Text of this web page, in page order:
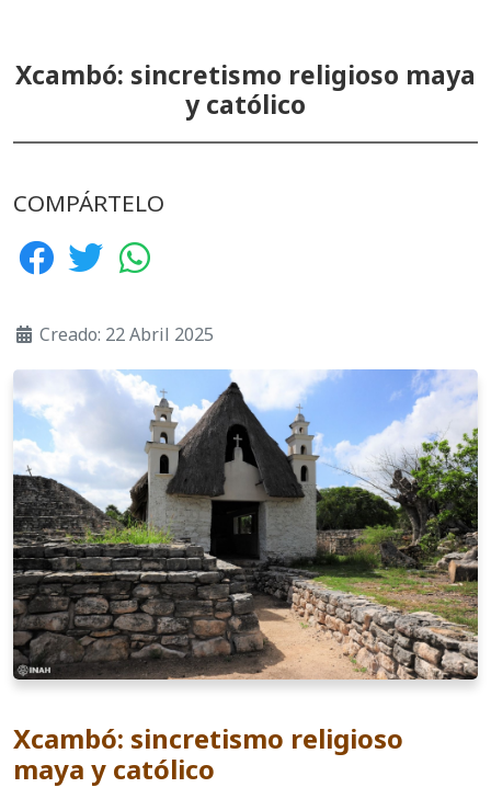
Xcambó: sincretismo religioso maya
y católico
COMPÁRTELO
Creado: 22 Abril 2025
Xcambó: sincretismo religioso
maya y católico